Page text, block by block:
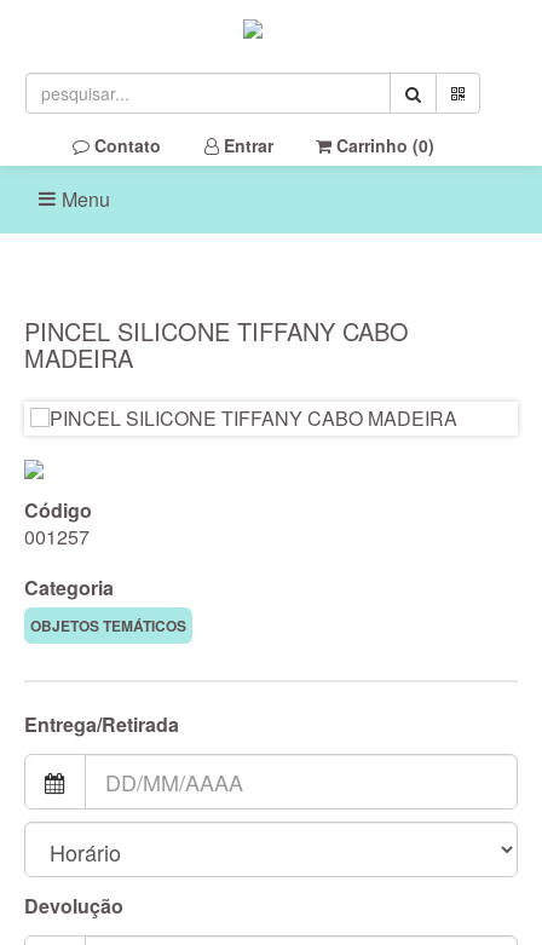
Contato Entrar Carrinho (0)
Menu
PINCEL SILICONE TIFFANY CABO
MADEIRA
Código
001257
Categoria
OBJETOS TEMÁTICOS
Entrega/Retirada
Devolução